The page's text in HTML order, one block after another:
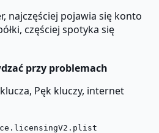
najczęściej pojawia się konto
częściej spotyka się
przy problemach
Pęk kluczy, internet